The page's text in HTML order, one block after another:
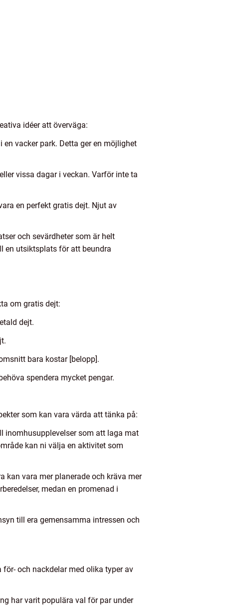
idéer att överväga:
vacker park. Detta ger en möjlighet
vissa dagar i veckan. Varför inte ta
en perfekt gratis dejt. Njut av
och sevärdheter som är helt
en utsiktsplats för att beundra
om gratis dejt:
dejt.
bara kostar [belopp].
spendera mycket pengar.
som kan vara värda att tänka på:
inomhusupplevelser som att laga mat
kan ni välja en aktivitet som
kan vara mer planerade och kräva mer
medan en promenad i
till era gemensamma intressen och
och nackdelar med olika typer av
har varit populära val för par under